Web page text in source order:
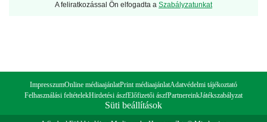
A feliratkozással Ön elfogadta a Szabályzatunkat
ImpresszumOnline médiaajánlatPrint médiaajánlatAdatvédelmi tájékoztató
Felhasználási feltételekHirdetési ászfElőfizetői ászfPartnereinkJátékszabályzat
Süti beállítások